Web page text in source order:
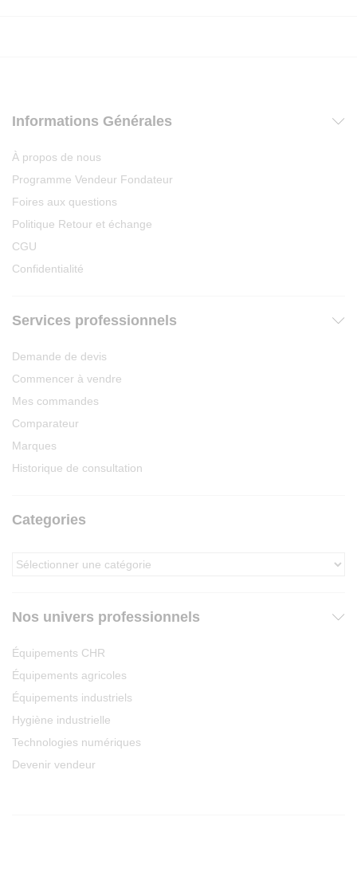
Informations Générales
À propos de nous
Programme Vendeur Fondateur
Foires aux questions
Politique Retour et échange
CGU
Confidentialité
Services professionnels
Demande de devis
Commencer à vendre
Mes commandes
Comparateur
Marques
Historique de consultation
Categories
Nos univers professionnels
Équipements CHR
Équipements agricoles
Équipements industriels
Hygiène industrielle
Technologies numériques
Devenir vendeur